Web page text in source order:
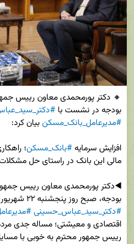
بودجه در نشست با
#مدیرعامل_بانک_مسکن
افزایش سرمایه #بانک_مسکن
بودجه، صبح روز پنجشنبه ۲۲ شهریور ماه در دیدار با
#دکتر_سید_عباس_حسینی